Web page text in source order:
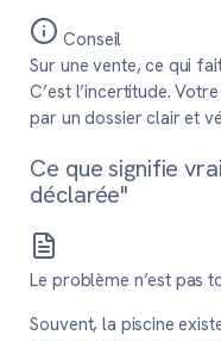
Conseil
Sur une vente, ce qui
C’est l’incertitude.
par un dossier clair et
Ce que signifie
déclarée"
Le problème n’est pas
Souvent, la piscine